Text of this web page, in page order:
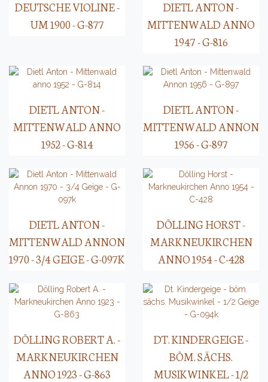
DEUTSCHE VIOLINE -
UM 1900 - G-877
DIETL ANTON -
MITTENWALD ANNO
1947 - G-816
DIETL ANTON -
MITTENWALD ANNO
1952 - G-814
DIETL ANTON -
MITTENWALD ANNON
1956 - G-897
DIETL ANTON -
MITTENWALD ANNON
1970 - 3/4 GEIGE - G-097K
DÖLLING HORST -
MARKNEUKIRCHEN
ANNO 1954 - C-428
DÖLLING ROBERT A. -
MARKNEUKIRCHEN
ANNO 1923 - G-863
DT. KINDERGEIGE -
BÖM. SÄCHS.
MUSIKWINKEL - 1/2